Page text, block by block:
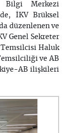
Bilgi Merkezi
İKV Brüksel
düzenlenen ve
Genel Sekreter
Temsilcisi Haluk
ve AB
AB ilişkileri